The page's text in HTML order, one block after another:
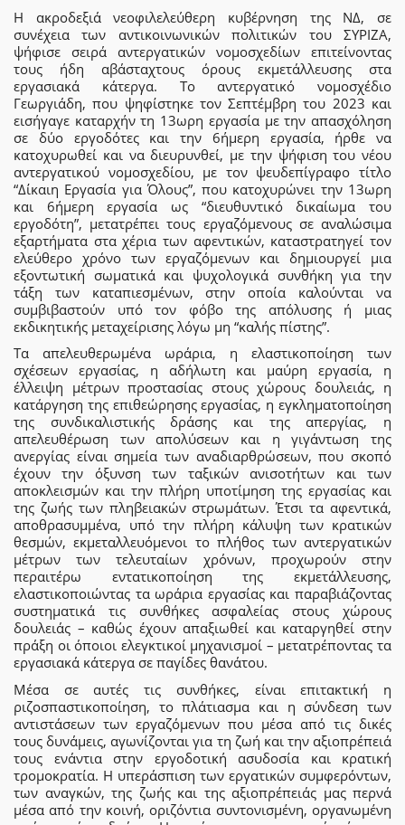
Η ακροδεξιά νεοφιλελεύθερη κυβέρνηση της ΝΔ, σε
συνέχεια των αντικοινωνικών πολιτικών του ΣΥΡΙΖΑ,
ψήφισε σειρά αντεργατικών νομοσχεδίων επιτείνοντας
τους ήδη αβάσταχτους όρους εκμετάλλευσης στα
εργασιακά κάτεργα. Το αντεργατικό νομοσχέδιο
Γεωργιάδη, που ψηφίστηκε τον Σεπτέμβρη του 2023 και
εισήγαγε καταρχήν τη 13ωρη εργασία με την απασχόληση
σε δύο εργοδότες και την 6ήμερη εργασία, ήρθε να
κατοχυρωθεί και να διευρυνθεί, με την ψήφιση του νέου
αντεργατικού νομοσχεδίου, με τον ψευδεπίγραφο τίτλο
“Δίκαιη Εργασία για Όλους”, που κατοχυρώνει την 13ωρη
και 6ήμερη εργασία ως “διευθυντικό δικαίωμα του
εργοδότη”, μετατρέπει τους εργαζόμενους σε αναλώσιμα
εξαρτήματα στα χέρια των αφεντικών, καταστρατηγεί τον
ελεύθερο χρόνο των εργαζόμενων και δημιουργεί μια
εξοντωτική σωματικά και ψυχολογικά συνθήκη για την
τάξη των καταπιεσμένων, στην οποία καλούνται να
συμβιβαστούν υπό τον φόβο της απόλυσης ή μιας
εκδικητικής μεταχείρισης λόγω μη “καλής πίστης”.
Τα απελευθερωμένα ωράρια, η ελαστικοποίηση των
σχέσεων εργασίας, η αδήλωτη και μαύρη εργασία, η
έλλειψη μέτρων προστασίας στους χώρους δουλειάς, η
κατάργηση της επιθεώρησης εργασίας, η εγκληματοποίηση
της συνδικαλιστικής δράσης και της απεργίας, η
απελευθέρωση των απολύσεων και η γιγάντωση της
ανεργίας είναι σημεία των αναδιαρθρώσεων, που σκοπό
έχουν την όξυνση των ταξικών ανισοτήτων και των
αποκλεισμών και την πλήρη υποτίμηση της εργασίας και
της ζωής των πληβειακών στρωμάτων. Έτσι τα αφεντικά,
αποθρασυμμένα, υπό την πλήρη κάλυψη των κρατικών
θεσμών, εκμεταλλευόμενοι το πλήθος των αντεργατικών
μέτρων των τελευταίων χρόνων, προχωρούν στην
περαιτέρω εντατικοποίηση της εκμετάλλευσης,
ελαστικοποιώντας τα ωράρια εργασίας και παραβιάζοντας
συστηματικά τις συνθήκες ασφαλείας στους χώρους
δουλειάς – καθώς έχουν απαξιωθεί και καταργηθεί στην
πράξη οι όποιοι ελεγκτικοί μηχανισμοί – μετατρέποντας τα
εργασιακά κάτεργα σε παγίδες θανάτου.
Μέσα σε αυτές τις συνθήκες, είναι επιτακτική η
ριζοσπαστικοποίηση, το πλάτιασμα και η σύνδεση των
αντιστάσεων των εργαζόμενων που μέσα από τις δικές
τους δυνάμεις, αγωνίζονται για τη ζωή και την αξιοπρέπειά
τους ενάντια στην εργοδοτική ασυδοσία και κρατική
τρομοκρατία. Η υπεράσπιση των εργατικών συμφερόντων,
των αναγκών, της ζωής και της αξιοπρέπειάς μας περνά
μέσα από την κοινή, οριζόντια συντονισμένη, οργανωμένη